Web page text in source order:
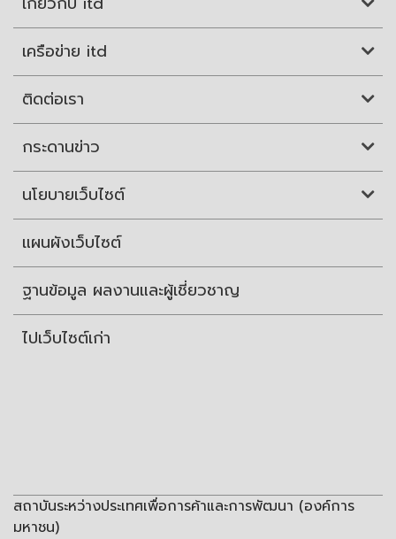
เครือข่าย itd
ติดต่อเรา
กระดานข่าว
นโยบายเว็บไซต์
แผนผังเว็บไซต์
ฐานข้อมูล ผลงานและผู้เชี่ยวชาญ
ไปเว็บไซต์เก่า
สถาบันระหว่างประเทศเพื่อการค้าและการพัฒนา (องค์การ
มหาชน)